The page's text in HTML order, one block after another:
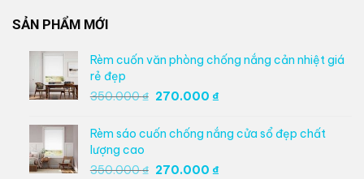
SẢN PHẨM MỚI
Rèm cuốn văn phòng chống nắng cản nhiệt giá
rẻ đẹp
350.000₫ Giá
là:
350.000 ₫.
270.000 ₫Giá
tại
là:
270.000 ₫.
Rèm sáo cuốn chống nắng cửa sổ đẹp chất
lượng cao
350.000₫ Giá
270.000 ₫Giá